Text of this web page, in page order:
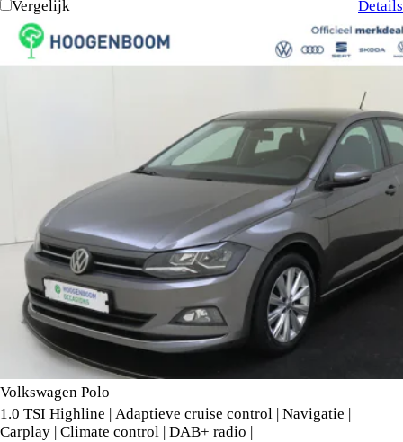
Vergelijk Details
Volkswagen Polo
1.0 TSI Highline | Adaptieve cruise control | Navigatie |
Carplay | Climate control | DAB+ radio |